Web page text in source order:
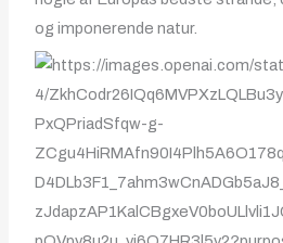
og imponerende natur.